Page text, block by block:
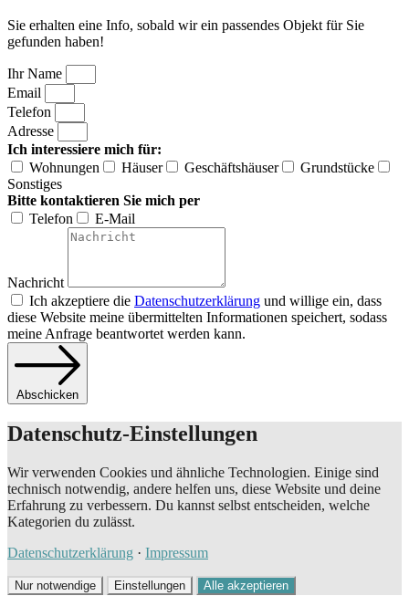
Sie erhalten eine Info, sobald wir ein passendes Objekt für Sie
gefunden haben!
Ihr Name
Email
Telefon
Adresse
Ich interessiere mich für:
Wohnungen
Häuser Geschäftshäuser
Grundstücke
Sonstiges
Bitte kontaktieren Sie mich per
Telefon
E-Mail
Nachricht
Ich akzeptiere die Datenschutzerklärung und willige ein, dass
diese Website meine übermittelten Informationen speichert, sodass
meine Anfrage beantwortet werden kann.
Abschicken
Datenschutz-Einstellungen
Wir verwenden Cookies und ähnliche Technologien. Einige sind
technisch notwendig, andere helfen uns, diese Website und deine
Erfahrung zu verbessern. Du kannst selbst entscheiden, welche
Kategorien du zulässt.
Datenschutzerklärung · Impressum
Nur notwendige Einstellungen Alle akzeptieren